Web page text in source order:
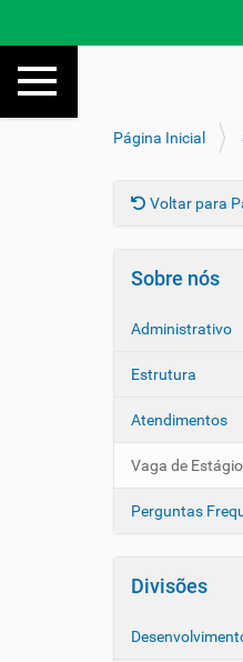
e
Toggle navigation
V
Página Inicial
Voltar para
Sobre nós
Administrativo
Estrutura
Atendimentos
Vaga de Estágio
Perguntas
Divisões